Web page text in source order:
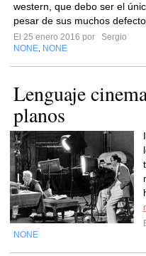
western, que debo ser el
pesar de sus muchos
El 25 enero 2016 por
Sergio
NONE NONE
Lenguaje
planos
NONE